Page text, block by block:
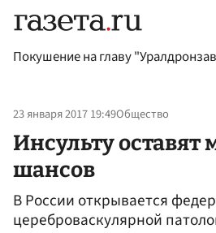
Покушение на главу
23 января 2017 19:49Общество
Инсульту оставят
шансов
В России открывается
цереброваскулярной